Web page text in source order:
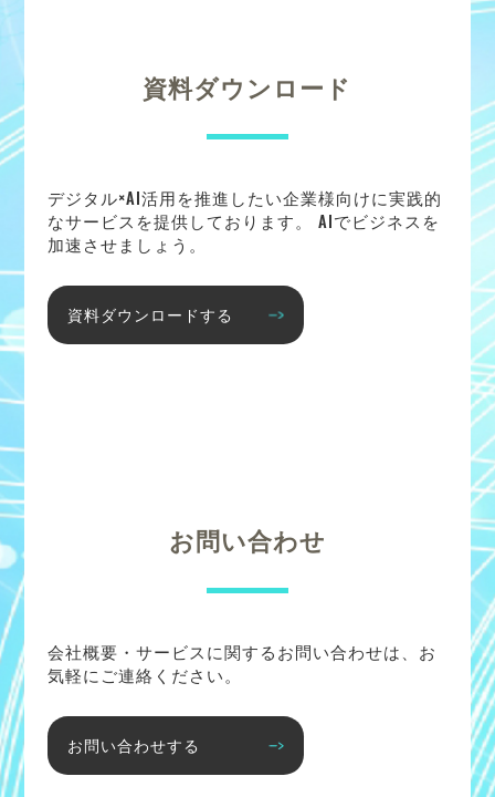
資料ダウンロード
デジタル×AI活用を推進したい企業様向けに実践的
なサービスを提供しております。 AIでビジネスを
加速させましょう。
資料ダウンロードする
お問い合わせ
会社概要・サービスに関するお問い合わせは、お
気軽にご連絡ください。
お問い合わせする